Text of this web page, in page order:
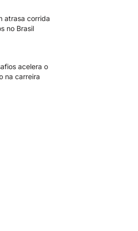
atrasa corrida
no Brasil
acelera o
na carreira